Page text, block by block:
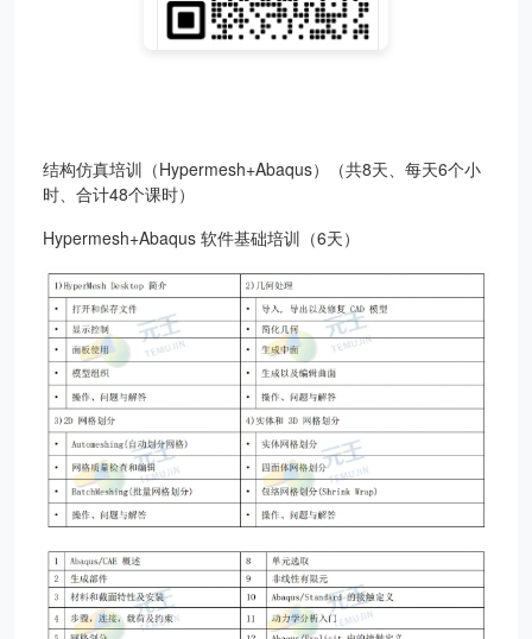
结构仿真培训（Hypermesh+Abaqus）（共8天、每天6个小
时、合计48个课时）
Hypermesh+Abaqus 软件基础培训（6天）